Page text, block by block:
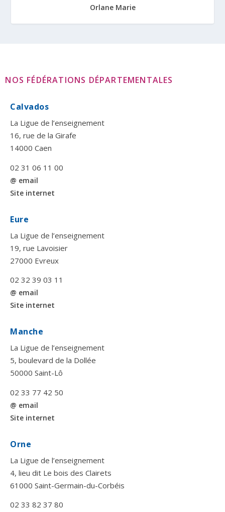
Orlane Marie
NOS FÉDÉRATIONS DÉPARTEMENTALES
Calvados
La Ligue de l’enseignement
16, rue de la Girafe
14000 Caen
02 31 06 11 00
@ email
Site internet
Eure
La Ligue de l’enseignement
19, rue Lavoisier
27000 Evreux
02 32 39 03 11
@ email
Site internet
Manche
La Ligue de l’enseignement
5, boulevard de la Dollée
50000 Saint-Lô
02 33 77 42 50
@ email
Site internet
Orne
La Ligue de l’enseignement
4, lieu dit Le bois des Clairets
61000 Saint-Germain-du-Corbéis
02 33 82 37 80